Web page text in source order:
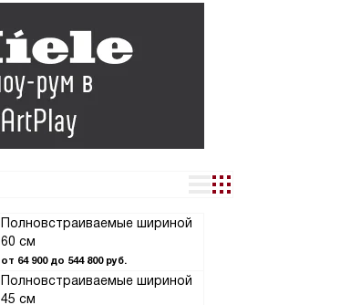
Полновстраиваемые шириной
60 см
от 64 900 до 544 800 руб.
Полновстраиваемые шириной
45 см